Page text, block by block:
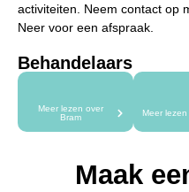
activiteiten. Neem contact op
Neer voor een afspraak.
Behandelaars
Meer lezen over
Bram
Meer
Maak